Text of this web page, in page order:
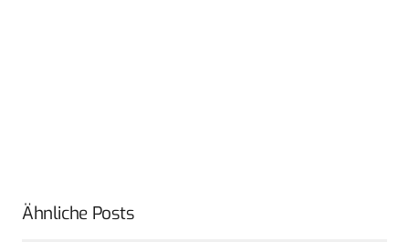
Ähnliche Posts